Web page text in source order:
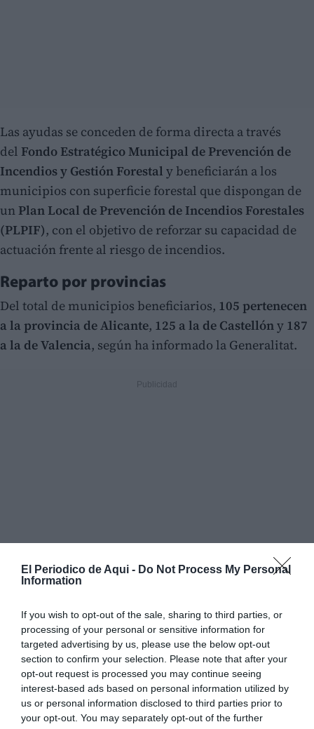
El Periodico de Aqui - Do Not Process My Personal
Information
If you wish to opt-out of the sale, sharing to third parties, or
processing of your personal or sensitive information for
targeted advertising by us, please use the below opt-out
section to confirm your selection. Please note that after your
opt-out request is processed you may continue seeing
interest-based ads based on personal information utilized by
us or personal information disclosed to third parties prior to
your opt-out. You may separately opt-out of the further
Las ayudas se conceden de forma directa a través
del Fondo Estratégico Municipal de Prevención de
Incendios y Gestión Forestal y beneficiarán a los
municipios con superficie forestal que dispongan de
un Plan Local de Prevención de Incendios Forestales
(PLPIF), con el objetivo de reforzar su capacidad de
actuación frente al riesgo de incendios.
Reparto por provincias
Del total de municipios beneficiarios, 105 pertenecen
a la provincia de Alicante, 125 a la de Castellóny 187
a la de Valencia, según ha informado la Generalitat.